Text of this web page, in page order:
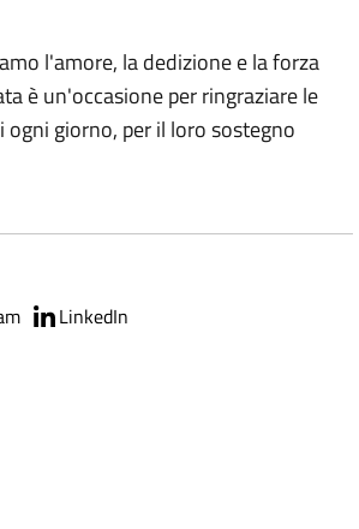
l'amore, la dedizione e la forza
è un'occasione per ringraziare le
giorno, per il loro sostegno
LinkedIn